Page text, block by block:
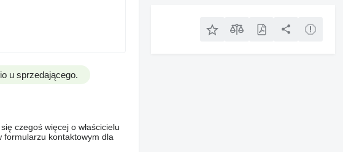
u sprzedającego.
czegoś więcej o właścicielu
formularzu kontaktowym dla